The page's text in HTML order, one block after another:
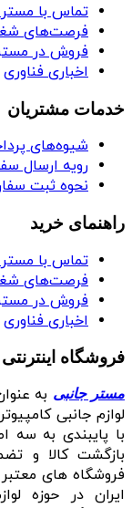
تماس با
فرصت‌های
فروش در
اخباری فناوری
خدمات مشتریان
شیوه‌های
رویه ارسال
نحوه ثبت
راهنمای خرید
تماس با
فرصت‌های
فروش در
اخباری فناوری
فروشگاه
مستر جانبی به
لوازم جانبی
بازگشت کالا و
فروشگاه‌ های معتبر
ایران در حوزه